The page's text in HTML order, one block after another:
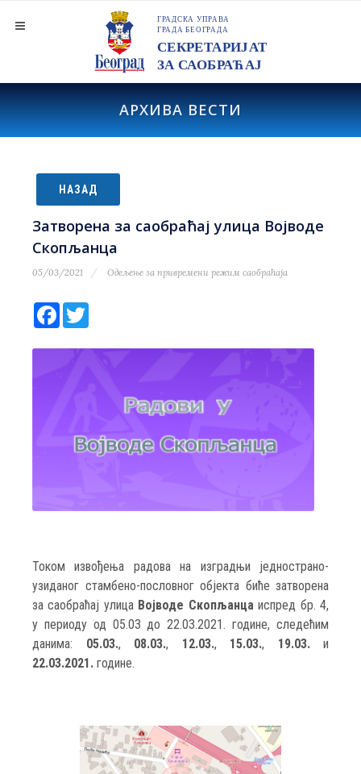
АРХИВА ВЕСТИ
НАЗАД
Затворена за саобраћај улица Војводе
Скопљанца
05/03/2021 Одељење за привремени режим саобраћаја
Facebook
Током извођења радова на изградњи једнострано-
узиданог стамбено-пословног објекта биће затворена
за саобраћај улица Војводе Скопљанцаиспред бр. 4,
у периоду од 05.03 до 22.03.2021. године, следећим
данима: 05.03., 08.03., 12.03., 15.03., 19.03.и
22.03.2021. године.